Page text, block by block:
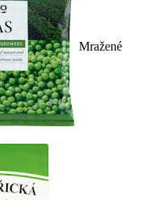
Mražené